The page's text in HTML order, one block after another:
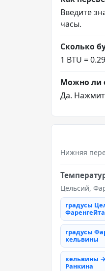
Введите
часы.
Сколько
1 BTU =
Можно ли
Да.
Нижняя
Цельсий,
градусы
Фаренгейта
градусы
кельвины
кельвины
Ранкина